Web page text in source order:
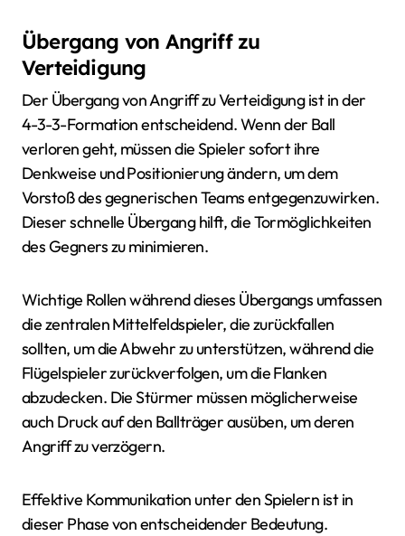
Übergang von Angriff zu
Verteidigung
Der Übergang von Angriff zu Verteidigung ist in der
4-3-3-Formation entscheidend. Wenn der Ball
verloren geht, müssen die Spieler sofort ihre
Denkweise und Positionierung ändern, um dem
Vorstoß des gegnerischen Teams entgegenzuwirken.
Dieser schnelle Übergang hilft, die Tormöglichkeiten
des Gegners zu minimieren.
Wichtige Rollen während dieses Übergangs umfassen
die zentralen Mittelfeldspieler, die zurückfallen
sollten, um die Abwehr zu unterstützen, während die
Flügelspieler zurückverfolgen, um die Flanken
abzudecken. Die Stürmer müssen möglicherweise
auch Druck auf den Ballträger ausüben, um deren
Angriff zu verzögern.
Effektive Kommunikation unter den Spielern ist in
dieser Phase von entscheidender Bedeutung.